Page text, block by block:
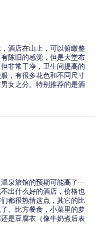
酒店在山上，可以俯瞰整
陈旧的感觉，但是大堂布
非常干净，卫生间提高的
，有很多花色和不同尺寸
女之分。特别推荐的是酒
含在房费里的，非常丰盛
方便。
泉旅馆的预期可能高了一
出什么好的酒店，价格也
都很热情这点，其它的比
。比方餐食，小菜里的萝
是豆腐衣（像牛奶煮后表
就是普通和高级之分，所
若草，三笠发音是米卡萨